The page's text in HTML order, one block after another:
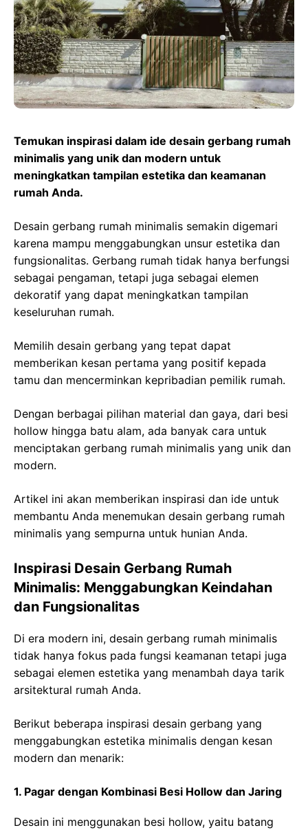
o
o
k
A
p
p
r
a
m
d
s
r
s
t
Temukan inspirasi dalam ide desain gerbang rumah
minimalis yang unik dan modern untuk
meningkatkan tampilan estetika dan keamanan
rumah Anda.
Desain gerbang rumah minimalis semakin digemari
karena mampu menggabungkan unsur estetika dan
fungsionalitas. Gerbang rumah tidak hanya berfungsi
sebagai pengaman, tetapi juga sebagai elemen
dekoratif yang dapat meningkatkan tampilan
keseluruhan rumah.
Memilih desain gerbang yang tepat dapat
memberikan kesan pertama yang positif kepada
tamu dan mencerminkan kepribadian pemilik rumah.
Dengan berbagai pilihan material dan gaya, dari besi
hollow hingga batu alam, ada banyak cara untuk
menciptakan gerbang rumah minimalis yang unik dan
modern.
Artikel ini akan memberikan inspirasi dan ide untuk
membantu Anda menemukan desain gerbang rumah
minimalis yang sempurna untuk hunian Anda.
Inspirasi Desain Gerbang Rumah
Minimalis: Menggabungkan Keindahan
dan Fungsionalitas
Di era modern ini, desain gerbang rumah minimalis
tidak hanya fokus pada fungsi keamanan tetapi juga
sebagai elemen estetika yang menambah daya tarik
arsitektural rumah Anda.
Berikut beberapa inspirasi desain gerbang yang
menggabungkan estetika minimalis dengan kesan
modern dan menarik:
1. Pagar dengan Kombinasi Besi Hollow dan Jaring
Desain ini menggunakan besi hollow, yaitu batang